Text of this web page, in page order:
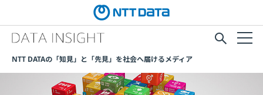
NTT DATAの「知見」と「先見」を社会へ届けるメディア